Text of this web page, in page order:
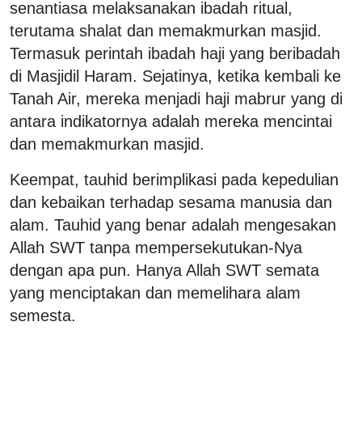
senantiasa melaksanakan ibadah ritual,
terutama shalat dan memakmurkan masjid.
Termasuk perintah ibadah haji yang beribadah
di Masjidil Haram. Sejatinya, ketika kembali ke
Tanah Air, mereka menjadi haji mabrur yang di
antara indikatornya adalah mereka mencintai
dan memakmurkan masjid.
Keempat, tauhid berimplikasi pada kepedulian
dan kebaikan terhadap sesama manusia dan
alam. Tauhid yang benar adalah mengesakan
Allah SWT tanpa mempersekutukan-Nya
dengan apa pun. Hanya Allah SWT semata
yang menciptakan dan memelihara alam
semesta.